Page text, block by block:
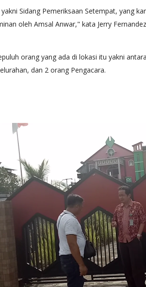
Sidang Pemeriksaan Setempat, yang
oleh Amsal Anwar," kata Jerry
orang yang ada di lokasi itu yakni
dan 2 orang Pengacara.
DAERAH
Bantuan Warga Batam untuk
Punggur
April 12 2020 Radio Nasional